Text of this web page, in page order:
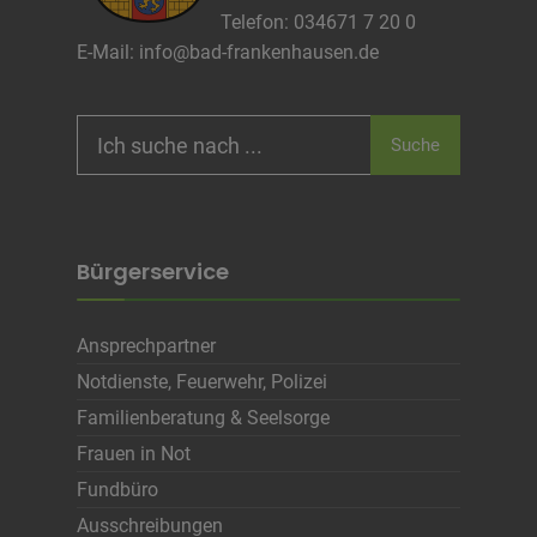
Telefon: 034671 7 20 0
E-Mail: info@bad-frankenhausen.de
for:
Suche
Bürgerservice
Ansprechpartner
Notdienste, Feuerwehr, Polizei
Familienberatung & Seelsorge
Frauen in Not
Fundbüro
Ausschreibungen
Infos schließen